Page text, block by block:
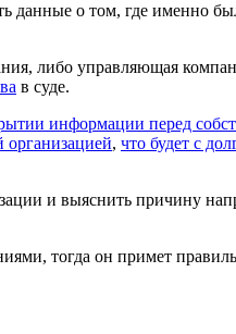
данные о том, где именно
либо управляющая
в суде.
информации перед
организацией, что будет с
и выяснить причину
тогда он примет